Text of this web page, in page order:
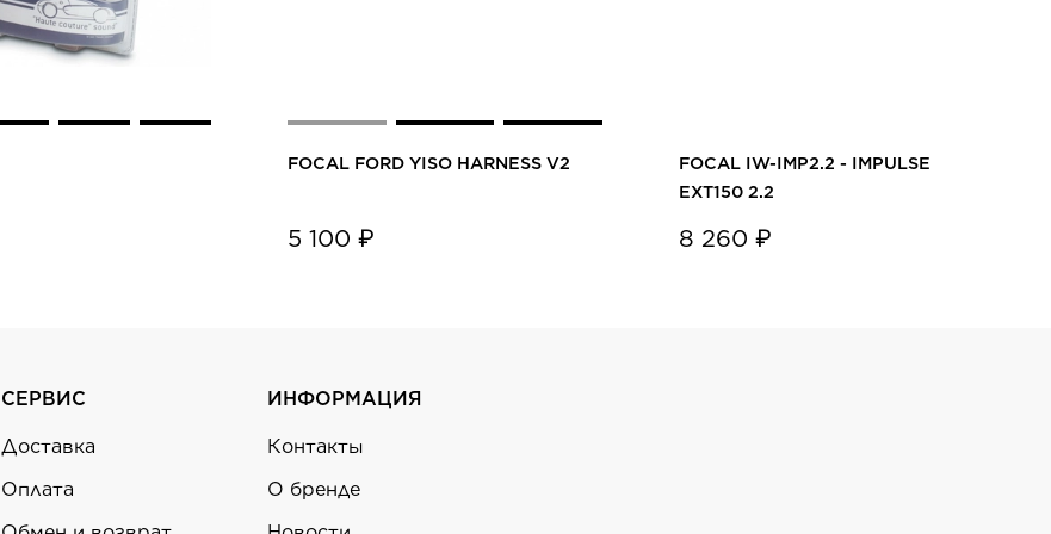
FOCAL FORD YISO HARNESS V2
5 100 ₽
FOCAL IW-IMP2.2 - IMPULSE
EXT150 2.2
8 260 ₽
СЕРВИС
Доставка
Оплата
ИНФОРМАЦИЯ
Контакты
О бренде